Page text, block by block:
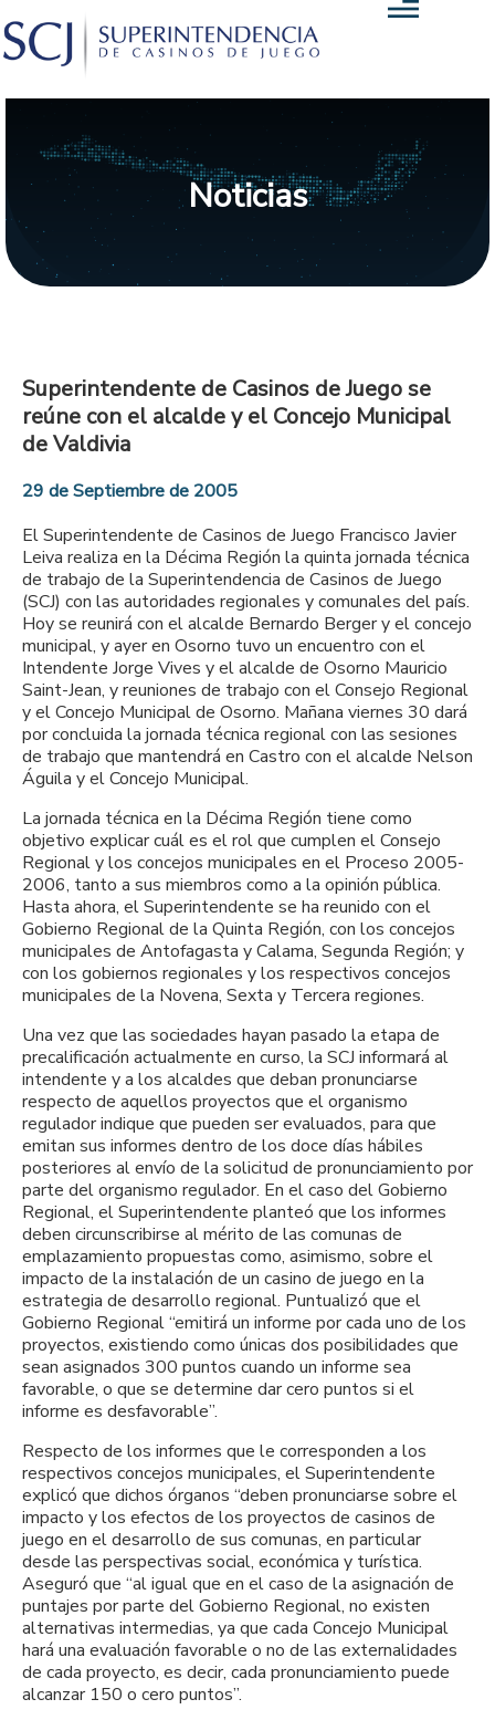
Noticias
Superintendente de Casinos de Juego se
reúne con el alcalde y el Concejo Municipal
de Valdivia
29 de Septiembre de 2005
El Superintendente de Casinos de Juego Francisco Javier
Leiva realiza en la Décima Región la quinta jornada técnica
de trabajo de la Superintendencia de Casinos de Juego
(SCJ) con las autoridades regionales y comunales del país.
Hoy se reunirá con el alcalde Bernardo Berger y el concejo
municipal, y ayer en Osorno tuvo un encuentro con el
Intendente Jorge Vives y el alcalde de Osorno Mauricio
Saint-Jean, y reuniones de trabajo con el Consejo Regional
y el Concejo Municipal de Osorno. Mañana viernes 30 dará
por concluida la jornada técnica regional con las sesiones
de trabajo que mantendrá en Castro con el alcalde Nelson
Águila y el Concejo Municipal.
La jornada técnica en la Décima Región tiene como
objetivo explicar cuál es el rol que cumplen el Consejo
Regional y los concejos municipales en el Proceso 2005-
2006, tanto a sus miembros como a la opinión pública.
Hasta ahora, el Superintendente se ha reunido con el
Gobierno Regional de la Quinta Región, con los concejos
municipales de Antofagasta y Calama, Segunda Región; y
con los gobiernos regionales y los respectivos concejos
municipales de la Novena, Sexta y Tercera regiones.
Una vez que las sociedades hayan pasado la etapa de
precalificación actualmente en curso, la SCJ informará al
intendente y a los alcaldes que deban pronunciarse
respecto de aquellos proyectos que el organismo
regulador indique que pueden ser evaluados, para que
emitan sus informes dentro de los doce días hábiles
posteriores al envío de la solicitud de pronunciamiento por
parte del organismo regulador. En el caso del Gobierno
Regional, el Superintendente planteó que los informes
deben circunscribirse al mérito de las comunas de
emplazamiento propuestas como, asimismo, sobre el
impacto de la instalación de un casino de juego en la
estrategia de desarrollo regional. Puntualizó que el
Gobierno Regional “emitirá un informe por cada uno de los
proyectos, existiendo como únicas dos posibilidades que
sean asignados 300 puntos cuando un informe sea
favorable, o que se determine dar cero puntos si el
informe es desfavorable”.
Respecto de los informes que le corresponden a los
respectivos concejos municipales, el Superintendente
explicó que dichos órganos “deben pronunciarse sobre el
impacto y los efectos de los proyectos de casinos de
juego en el desarrollo de sus comunas, en particular
desde las perspectivas social, económica y turística.
Aseguró que “al igual que en el caso de la asignación de
puntajes por parte del Gobierno Regional, no existen
alternativas intermedias, ya que cada Concejo Municipal
hará una evaluación favorable o no de las externalidades
de cada proyecto, es decir, cada pronunciamiento puede
alcanzar 150 o cero puntos”.